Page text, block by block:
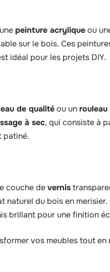
peinture acryliqueou
sur le bois. Ces
idéal pour les projets DIY.
de qualitéou un
à sec, qui consiste à
patiné.
couche devernis
naturel du bois en
brillant pour une finition
vos meubles tout